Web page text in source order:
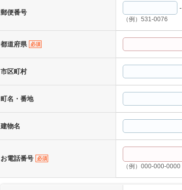
郵便番号
-
（例）531-0076
都道府県 必須
市区町村
町名・番地
建物名
お電話番号 必須
（例）000-000-0000